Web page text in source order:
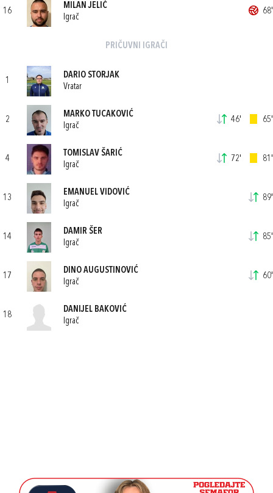
16
MILAN JELIĆ
Igrač
68'
PRIČUVNI IGRAČI
1
DARIO STORJAK
Vratar
2
MARKO TUCAKOVIĆ
Igrač
46' 65'
4
TOMISLAV ŠARIĆ
Igrač
72' 81'
13
EMANUEL VIDOVIĆ
Igrač
89'
14
DAMIR ŠER
Igrač
85'
17
DINO AUGUSTINOVIĆ
Igrač
60'
18
DANIJEL BAKOVIĆ
Igrač